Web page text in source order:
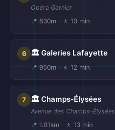
Opéra Garnier
📍 830m · 🚶 10 min
6 🏛️ Galeries Lafayette
📍 950m · 🚶 12 min
7 🏛️ Champs-Élysées
Avenue des Champs-Élysées
📍 1.01km · 🚶 13 min